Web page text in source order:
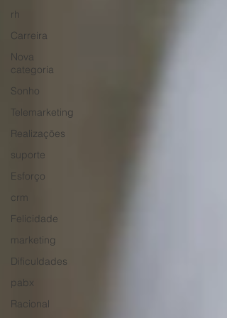
rh
Carreira
Nova
categoria
Sonho
Telemarketing
Realizações
suporte
Esforço
crm
Felicidade
marketing
Dificuldades
pabx
Racional